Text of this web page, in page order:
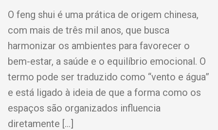
O feng shui é uma prática de origem chinesa,
com mais de três mil anos, que busca
harmonizar os ambientes para favorecer o
bem-estar, a saúde e o equilíbrio emocional. O
termo pode ser traduzido como “vento e água”
e está ligado à ideia de que a forma como os
espaços são organizados influencia
diretamente […]